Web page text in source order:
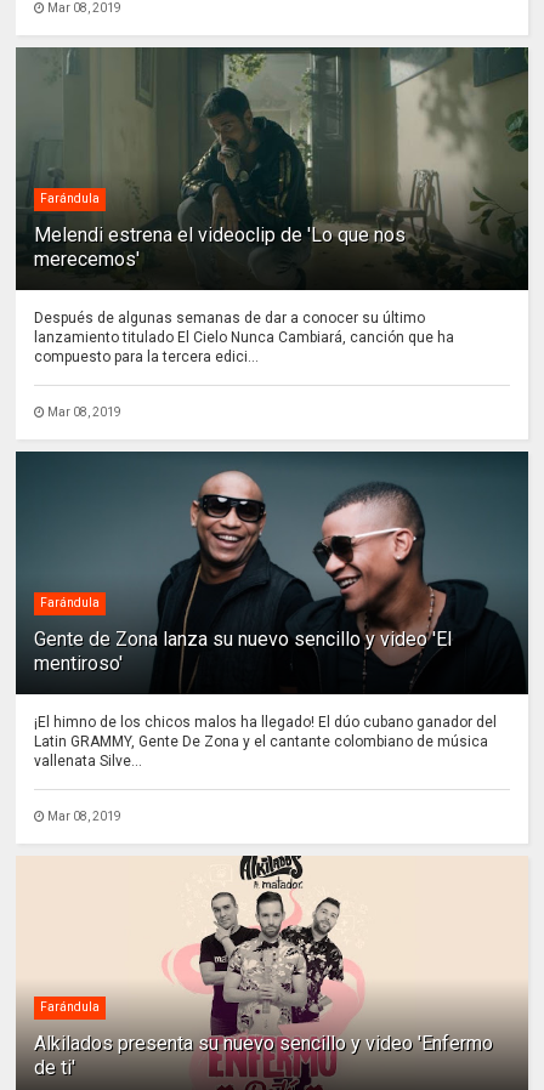
Mar 08, 2019
Farándula
Melendi estrena el videoclip de 'Lo que nos
merecemos'
Después de algunas semanas de dar a conocer su último
lanzamiento titulado El Cielo Nunca Cambiará, canción que ha
compuesto para la tercera edici...
Mar 08, 2019
Farándula
Gente de Zona lanza su nuevo sencillo y video 'El
mentiroso'
¡El himno de los chicos malos ha llegado! El dúo cubano ganador del
Latin GRAMMY, Gente De Zona y el cantante colombiano de música
vallenata Silve...
Mar 08, 2019
Farándula
Alkilados presenta su nuevo sencillo y video 'Enfermo
de ti'